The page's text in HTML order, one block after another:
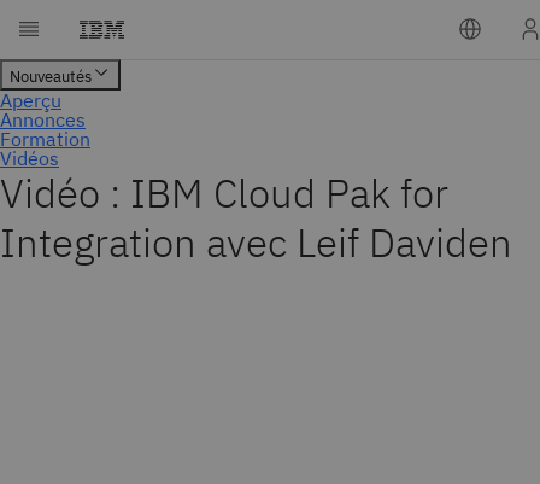
Vidéo : IBM Cloud Pak for
Integration avec Leif Daviden